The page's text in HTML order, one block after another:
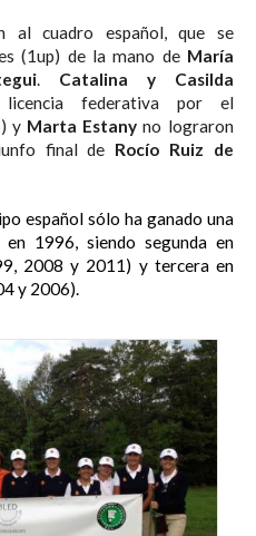
al cuadro español, que se
(1up) de la mano de María
. Catalina y Casilda
licencia federativa por el
) y Marta Estany no lograron
final de Rocío Ruiz de
español sólo ha ganado una
1996, siendo segunda en
2008 y 2011) y tercera en
y 2006).